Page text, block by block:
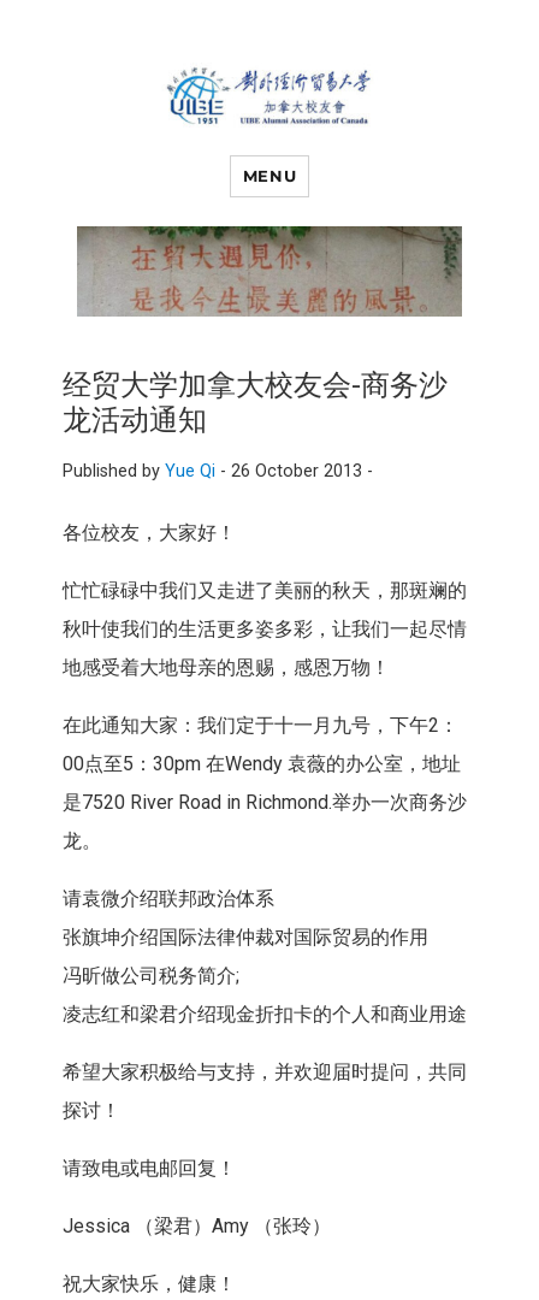
对外经济贸易
大学加拿大校
友会
MENU
经贸大学加拿大校友会-商务沙
龙活动通知
Published by Yue Qi - 26 October 2013 -
各位校友，大家好！
忙忙碌碌中我们又走进了美丽的秋天，那斑斓的
秋叶使我们的生活更多姿多彩，让我们一起尽情
地感受着大地母亲的恩赐，感恩万物！
在此通知大家：我们定于十一月九号，下午2：
00点至5：30pm 在Wendy 袁薇的办公室，地址
是7520 River Road in Richmond.举办一次商务沙
龙。
请袁微介绍联邦政治体系
张旗坤介绍国际法律仲裁对国际贸易的作用
冯昕做公司税务简介;
凌志红和梁君介绍现金折扣卡的个人和商业用途
希望大家积极给与支持，并欢迎届时提问，共同
探讨！
请致电或电邮回复！
Jessica （梁君）Amy （张玲）
祝大家快乐，健康！